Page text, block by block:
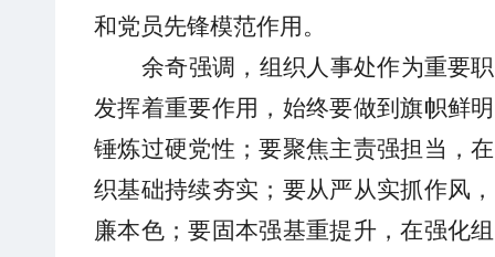
和党员先锋模范作用。
余奇强调，组织人事处作为重要
发挥着重要作用，始终要做到旗帜鲜
锤炼过硬党性；要聚焦主责强担当，
织基础持续夯实；要从严从实抓作风
廉本色；要固本强基重提升，在强化